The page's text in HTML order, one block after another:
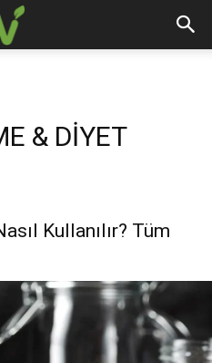
& DIYET
Kullanılır? Tüm